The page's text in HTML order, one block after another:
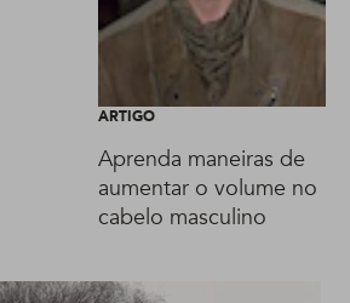
ARTIGO
Aprenda maneiras de
aumentar o volume no
cabelo masculino